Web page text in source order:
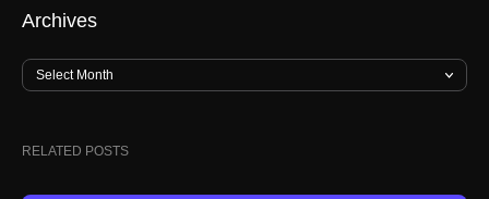
Archives
RELATED POSTS